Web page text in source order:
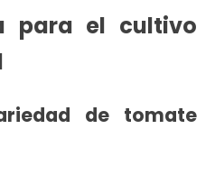
para el cultivo
de tomate